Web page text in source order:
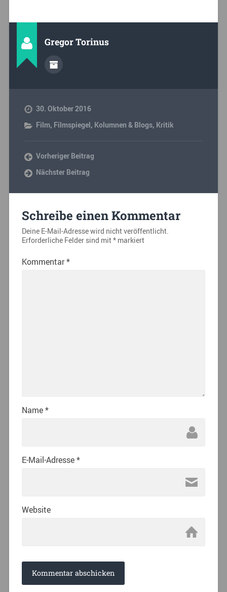
Gregor Torinus
30. Oktober 2016
Film, Filmspiegel, Kolumnen & Blogs, Kritik
Vorheriger Beitrag
Nächster Beitrag
Schreibe einen Kommentar
Deine E-Mail-Adresse wird nicht veröffentlicht.
Erforderliche Felder sind mit*markiert
Kommentar*
Name*
E-Mail-Adresse*
Website